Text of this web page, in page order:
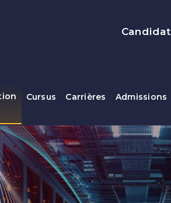
Menu
Cursus Carrières Admissions